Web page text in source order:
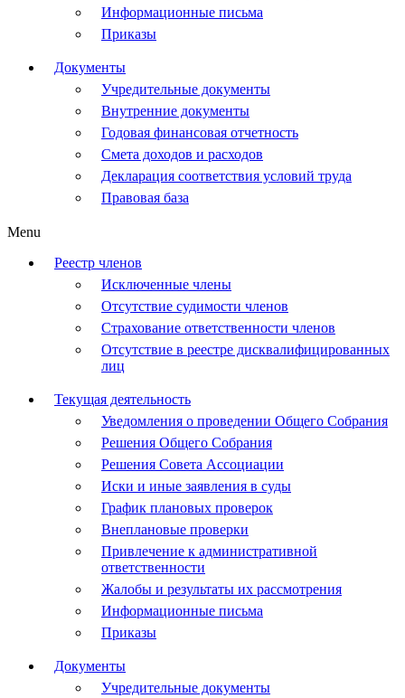
Информационные письма
Приказы
Документы
Учредительные документы
Внутренние документы
Годовая финансовая отчетность
Смета доходов и расходов
Декларация соответствия условий труда
Правовая база
Menu
Реестр членов
Исключенные члены
Отсутствие судимости членов
Страхование ответственности членов
Отсутствие в реестре дисквалифицированных
лиц
Текущая деятельность
Уведомления о проведении Общего Собрания
Решения Общего Собрания
Решения Совета Ассоциации
Иски и иные заявления в суды
График плановых проверок
Внеплановые проверки
Привлечение к административной
ответственности
Жалобы и результаты их рассмотрения
Информационные письма
Приказы
Документы
Учредительные документы